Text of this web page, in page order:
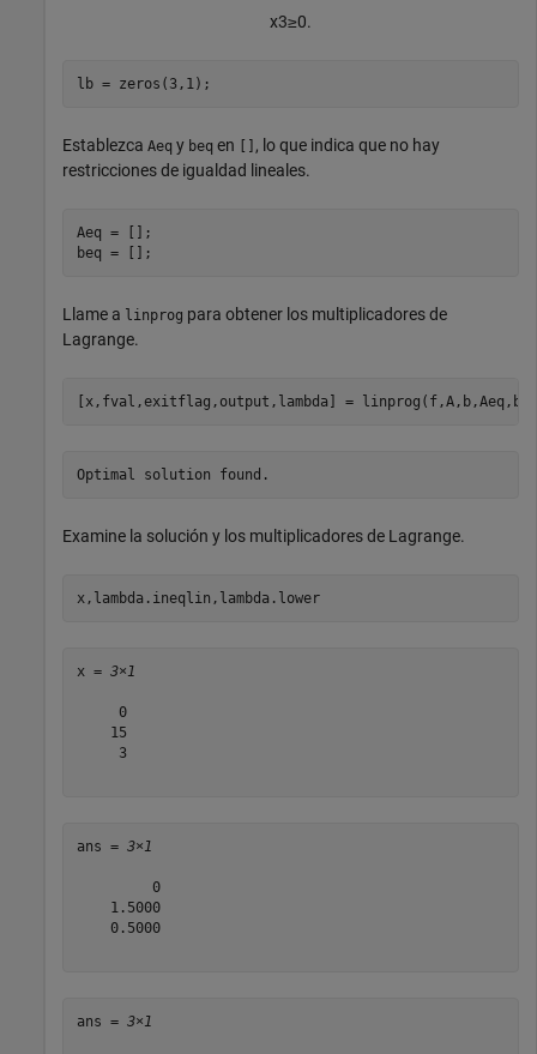
x3≥0.
lb = zeros(3,1);
Establezca Aeq y beq en
, lo que indica que no hay
restricciones de igualdad lineales.
Aeq = [];
beq = [];
Llame a linprog para obtener los multiplicadores de
Lagrange.
[x,fval,exitflag,output,lambda] =
Examine la solución y los multiplicadores de Lagrange.
x,lambda.ineqlin,lambda.lower
x = 3×1
     0
    15
     3
ans = 3×1
         0
    1.5000
    0.5000
ans = 3×1